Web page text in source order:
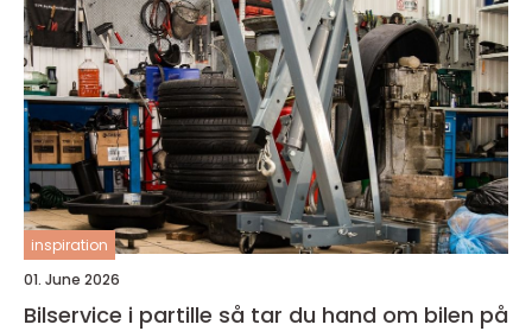
inspiration
01. June 2026
Bilservice i partille så tar du hand om bilen på